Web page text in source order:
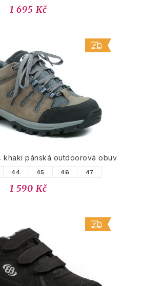
1 695 Kč
khaki pánská outdoorová obuv
44 45 46 47
1 590 Kč